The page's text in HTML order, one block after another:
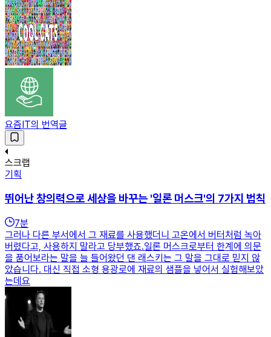
요즘IT의 번역글
스크랩
기획
뛰어난 창의력으로 세상을 바꾸는 '일론 머스크'의 7가지 법칙
7분
그러나 다른 부서에서 그 재료를 사용했더니 고온에서 버터처럼 녹아
버렸다고, 사용하지 말라고 당부했죠.일론 머스크로부터 한계에 의문
을 품어보라는 말을 늘 들어왔던 댄 래스키는 그 말을 그대로 믿지 않
았습니다. 대신 직접 소형 용광로에 재료의 샘플을 넣어서 실험해보았
는데요